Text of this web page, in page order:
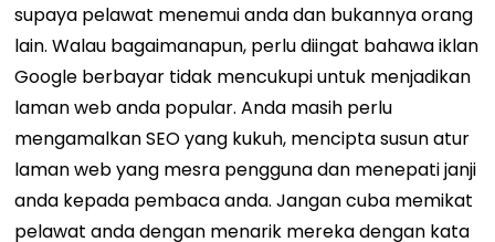
supaya pelawat menemui anda dan bukannya orang
lain. Walau bagaimanapun, perlu diingat bahawa iklan
Google berbayar tidak mencukupi untuk menjadikan
laman web anda popular. Anda masih perlu
mengamalkan SEO yang kukuh, mencipta susun atur
laman web yang mesra pengguna dan menepati janji
anda kepada pembaca anda. Jangan cuba memikat
pelawat anda dengan menarik mereka dengan kata